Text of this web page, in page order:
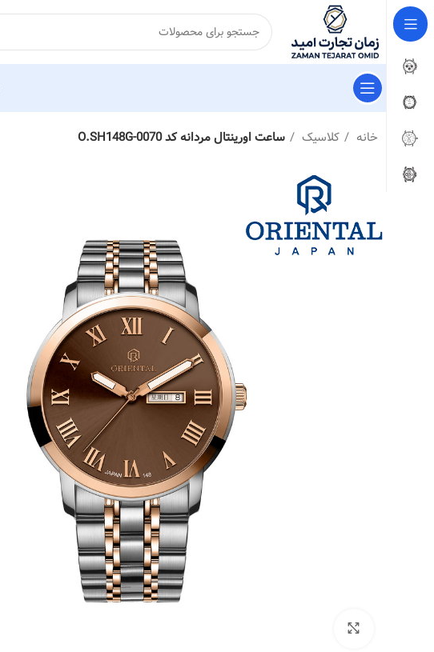
خانه کلاسیک ساعت اورینتال مردانه کد O.SH148G-0070